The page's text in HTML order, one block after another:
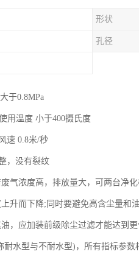
形状
孔径
于0.8MPa
用温度 小于400摄氏度
速 0.8米/秒
，没有裂纹
气浓度高，排放量大，可两台净
升而下降;同时要避免高含尘量和
，应加装前级除尘过滤才能达到更
水型与不耐水型)，所有指标参